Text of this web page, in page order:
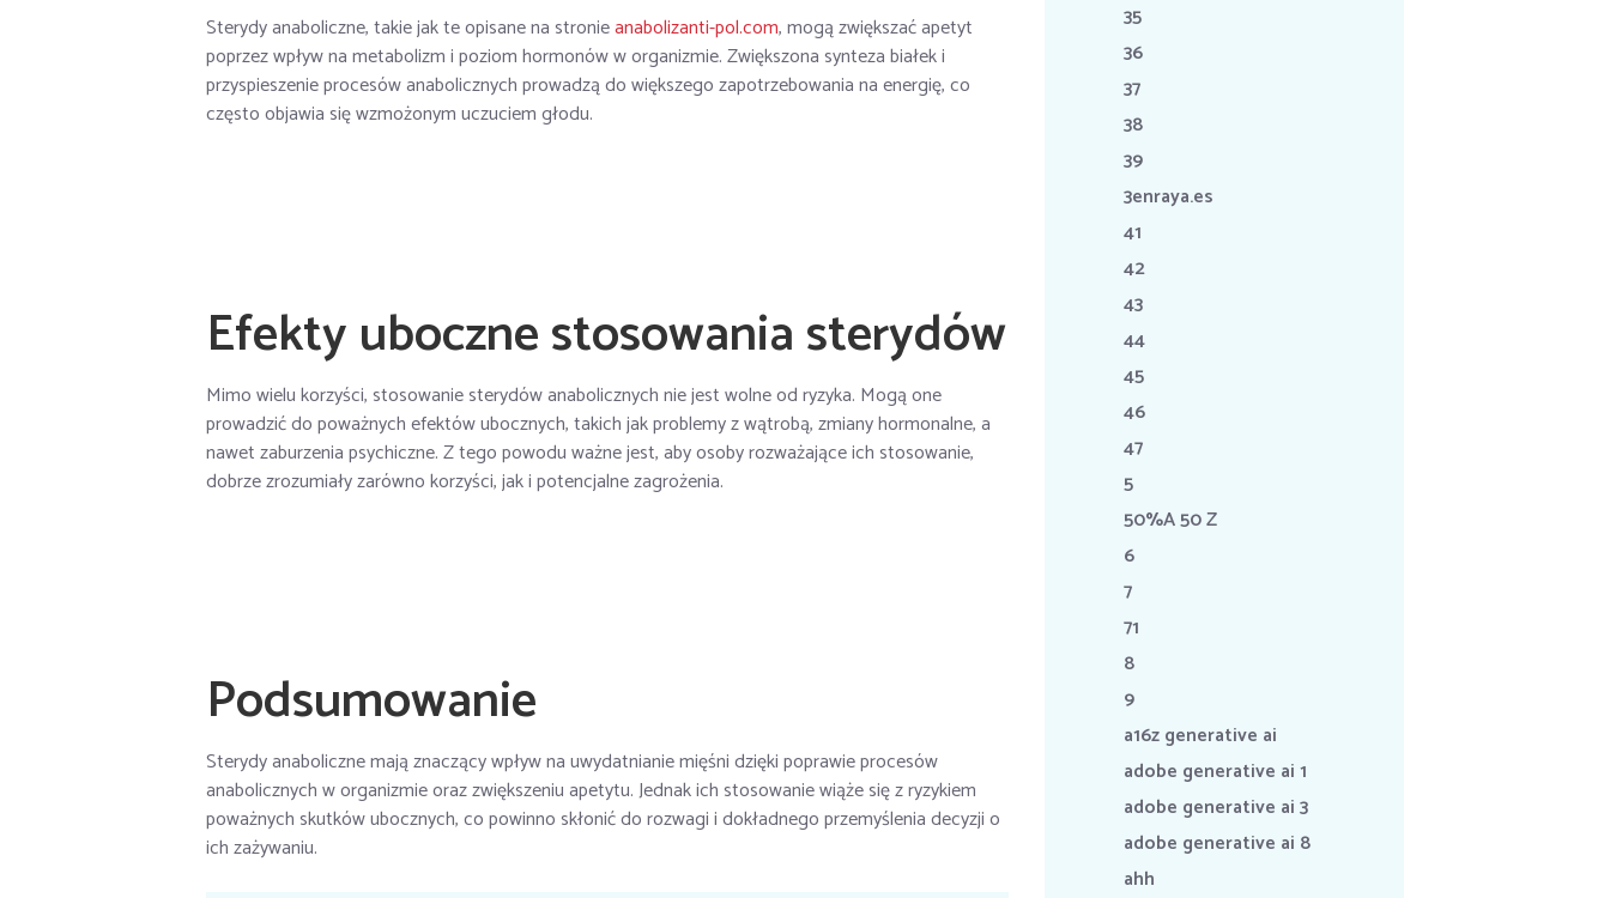
Sterydy anaboliczne, takie jak te opisane na stronieanabolizanti-pol.com, mogą zwiększać apetyt
poprzez wpływ na metabolizm i poziom hormonów w organizmie. Zwiększona synteza białek i
przyspieszenie procesów anabolicznych prowadzą do większego zapotrzebowania na energię, co
często objawia się wzmożonym uczuciem głodu.
Efekty uboczne stosowania sterydów
Mimo wielu korzyści, stosowanie sterydów anabolicznych nie jest wolne od ryzyka. Mogą one
prowadzić do poważnych efektów ubocznych, takich jak problemy z wątrobą, zmiany hormonalne, a
nawet zaburzenia psychiczne. Z tego powodu ważne jest, aby osoby rozważające ich stosowanie,
dobrze zrozumiały zarówno korzyści, jak i potencjalne zagrożenia.
Podsumowanie
Sterydy anaboliczne mają znaczący wpływ na uwydatnianie mięśni dzięki poprawie procesów
anabolicznych w organizmie oraz zwiększeniu apetytu. Jednak ich stosowanie wiąże się z ryzykiem
poważnych skutków ubocznych, co powinno skłonić do rozwagi i dokładnego przemyślenia decyzji o
ich zażywaniu.
35
36
37
38
39
3enraya.es
41
42
43
44
45
46
47
5
50%A 50 Z
6
7
71
8
9
a16z generative ai
adobe generative ai 1
adobe generative ai 3
adobe generative ai 8
ahh